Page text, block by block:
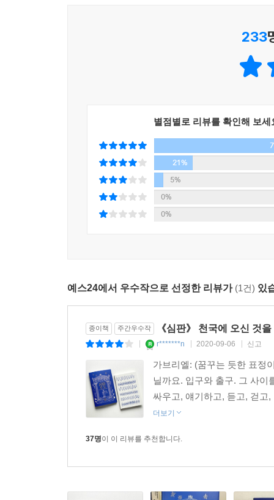
가브리엘자, 상황을 설명할 테니 들어요. 당신의
태 중에서 하나를 골라야 하죠. 당신은 운이 좋
태어나게 될 마하라자의 아들, 콩고 민주 공화국
미에 있는 쿠바 고관의 아들까지.
가브리엘
(메모하며) 알겠습니다. 피숑 씨, 부모는
카롤린물론이에요. 우리는 누구나 태어나기 전에
가브리엘(목록을 확인하기 위해 안경을 치켜올
--- pp.176~177
「죽은 자를 심판한다」라는 묵직한 주제에도
적극적으로 사용한다. 때로는 곤충과 동물의 시
건드린다.
생전에 판사였지만 아이러니하게도 심판을 받게
[옮긴이의 말]
관객들에게 사랑받았던 『심판』이 한국에서도
233
별점별로 리뷰를 확인해 보세
21%
5%
0%
0%
예스24에서 우수작으로 선정한 리뷰가 (1건) 있
종이책 주간우수작 《심판》 천국에 오신 것
r*******n 2020-09-06 신고
가브리엘: (꿈꾸는 듯한 표정
닐까요. 입구와 출구. 그 사이
싸우고, 얘기하고, 듣고, 걷고
더보기
37명이 이 리뷰를 추천합니다.